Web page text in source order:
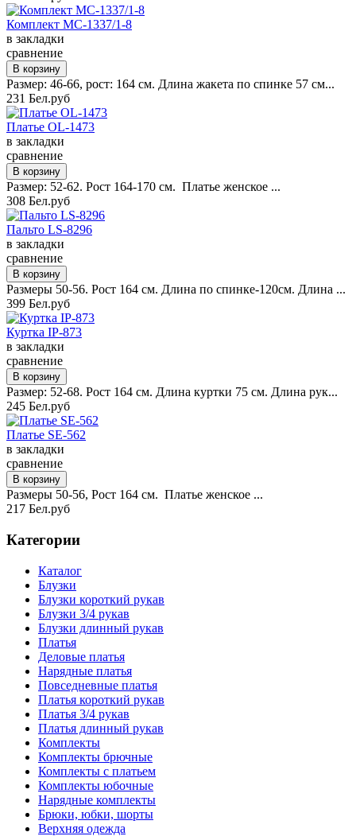
Комплект MC-1337/1-8
в закладки
сравнение
Размер: 46-66, рост: 164 см. Длина жакета по спинке 57 см...
231 Бел.руб
Платье OL-1473
в закладки
сравнение
Размер: 52-62. Рост 164-170 см. Платье женское ...
308 Бел.руб
Пальто LS-8296
в закладки
сравнение
Размеры 50-56. Рост 164 см. Длина по спинке-120см. Длина ...
399 Бел.руб
Куртка IP-873
в закладки
сравнение
Размер: 52-68. Рост 164 см. Длина куртки 75 см. Длина рук...
245 Бел.руб
Платье SE-562
в закладки
сравнение
Размеры 50-56, Рост 164 см. Платье женское ...
217 Бел.руб
Категории
Каталог
Блузки
Блузки короткий рукав
Блузки 3/4 рукав
Блузки длинный рукав
Платья
Деловые платья
Нарядные платья
Повседневные платья
Платья короткий рукав
Платья 3/4 рукав
Платья длинный рукав
Комплекты
Комплекты брючные
Комплекты с платьем
Комплекты юбочные
Нарядные комплекты
Брюки, юбки, шорты
Верхняя одежда